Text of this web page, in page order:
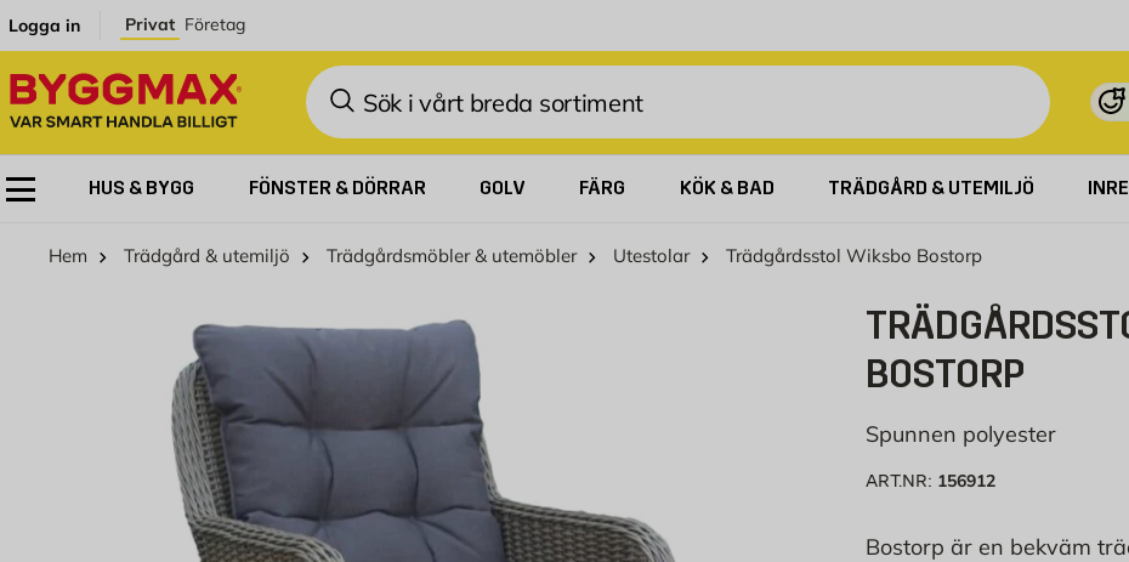
Logga in Privat Företag
Sök
HUS & BYGG FÖNSTER & DÖRRAR GOLV FÄRG KÖK & BAD TRÄDGÅRD & UTEMILJÖ
Hem Trädgård & utemiljö Trädgårdsmöbler & utemöbler Utestolar Trädgårdsstol Wiksbo Bostorp
BOSTORP
Spunnen polyester
ART.NR: 156912
Bostorp är en bekväm